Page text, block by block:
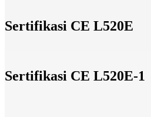
Sertifikasi CE L520E
Sertifikasi CE L520E-1